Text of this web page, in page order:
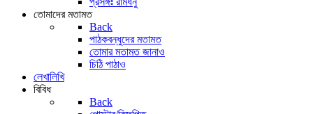
তোমাদের মতামত
Back
পাঠকবন্ধুদের মতামত
তোমার মতামত জানাও
চিঠি পাঠাও
লেখালিখি
বিবিধ
Back